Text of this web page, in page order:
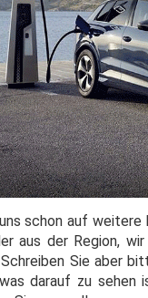
schon auf
aus der Region,
Sie aber
darauf zu sehen